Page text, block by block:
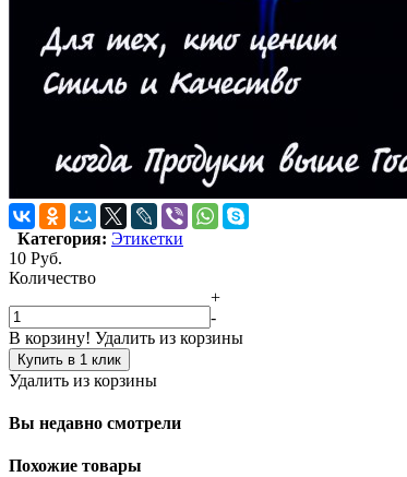
Категория: Этикетки
10 Руб.
Количество
+
-
В корзину! Удалить из корзины
Купить в 1 клик
Удалить из корзины
Вы недавно смотрели
Похожие товары